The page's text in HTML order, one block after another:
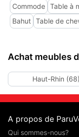
Commode Table à
Bahut Table de
Achat meubles
Haut-Rhin (68)
A propos de
Qui sommes-nous?